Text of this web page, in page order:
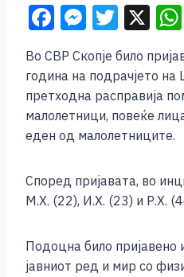
F
a
c
e
b
o
o
k
M
ss
e
n
g
er
T
wi
tt
er
X
Во СВР Скопје било
година на подрачјето
претходна расправија
малолетници, повеќе
еден од малолетниците.
Според пријавата, во
М.Х. (22), И.Х. (23) и Р.Х.
Подоцна било
јавниот ред и мир со